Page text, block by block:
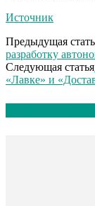
Источник
Предыдущая
разработку
Следующая статья
«Лавке» и